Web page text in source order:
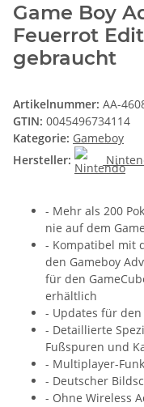
Game Boy
Feuerrot
gebraucht
Artikelnummer: AA-
GTIN: 0045496734114
Kategorie: Gameboy
Hersteller:
- Mehr als 200
nie auf dem
- Kompatibel mit
den Gameboy
für den
erhältlich
- Updates für den
- Detaillierte
Fußspuren und
- Multiplayer-
- Deutscher
- Ohne Wireless